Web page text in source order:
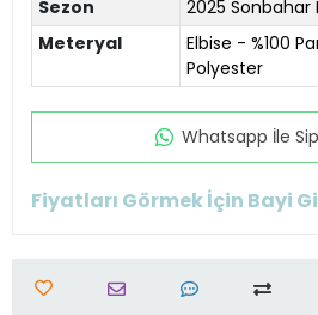
Sezon
2025 Sonbahar
Meteryal
Elbise - %100
Polyester
Whatsapp İle
Fiyatları Görmek İçin Bayi